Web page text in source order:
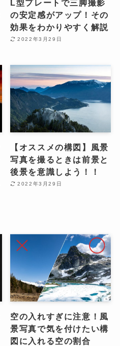
L型プレートで三脚撮影
の安定感がアップ！その
効果をわかりやすく解説
2022年3月29日
【オススメの構図】風景
写真を撮るときは前景と
後景を意識しよう！！
2022年3月29日
空の入れすぎに注意！風
景写真で気を付けたい構
図に入れる空の割合